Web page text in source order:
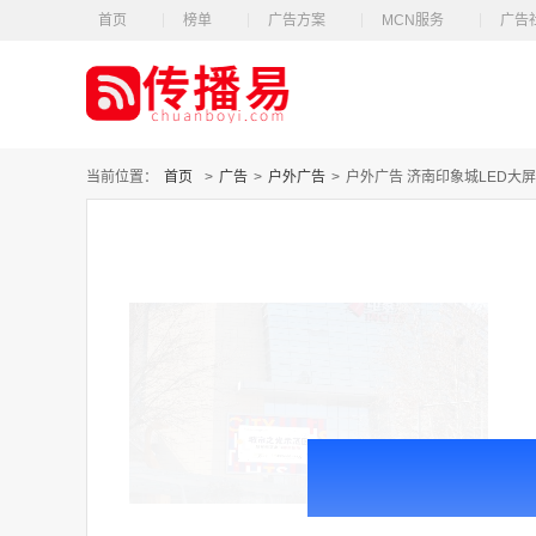
首页 榜单 广告方案 MCN服务 广告
当前位置： 首页 > 广告 > 户外广告 > 户外广告 济南印象城LED大